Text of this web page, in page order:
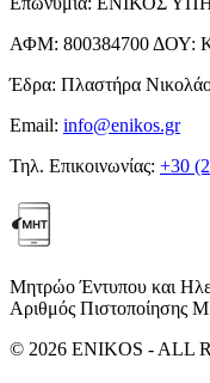
ΑΦΜ: 800384700 ΔΟΥ:
Έδρα: Πλαστήρα
Email: info@enikos.gr
Τηλ. Επικοινωνίας: +30
Μητρώο Έντυπου και
Αριθμός Πιστοποίησης
© 2026 ENIKOS - ALL